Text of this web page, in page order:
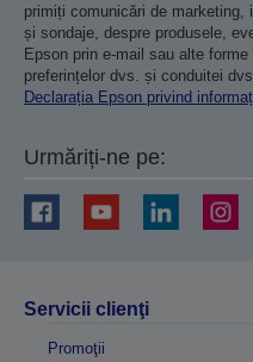
primiți comunicări de marketing,
și sondaje, despre produsele,
Epson prin e-mail sau alte
preferințelor dvs. și conduitei
Declarația Epson privind
Urmăriți-ne pe:
Servicii clienţi
Promoţii